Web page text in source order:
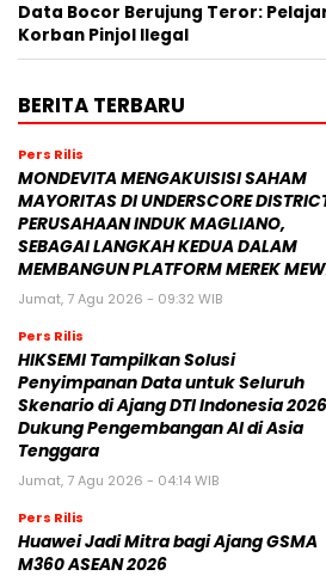
Data Bocor Berujung Teror:
Korban Pinjol Ilegal
BERITA TERBARU
Pers Rilis
MONDEVITA MENGAKUISISI SAHAM
MAYORITAS DI UNDERSCORE
PERUSAHAAN INDUK MAGLIANO,
SEBAGAI LANGKAH KEDUA DALAM
MEMBANGUN PLATFORM MEREK
Jumat, 7 Agu 2026 - 09:32 WIB
Pers Rilis
HIKSEMI Tampilkan Solusi
Penyimpanan Data untuk Seluruh
Skenario di Ajang DTI Indonesia
Dukung Pengembangan AI di Asia
Tenggara
Jumat, 7 Agu 2026 - 04:14 WIB
Pers Rilis
Huawei Jadi Mitra bagi Ajang GSMA
M360 ASEAN 2026